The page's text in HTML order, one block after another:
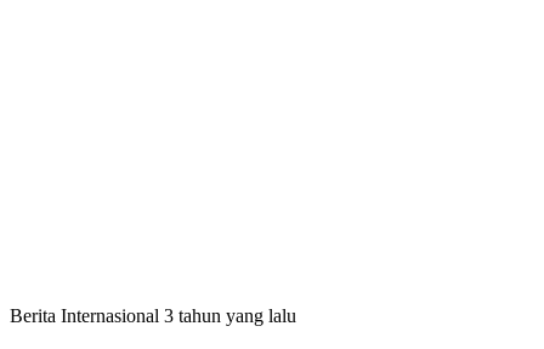
Berita Internasional 3 tahun yang lalu